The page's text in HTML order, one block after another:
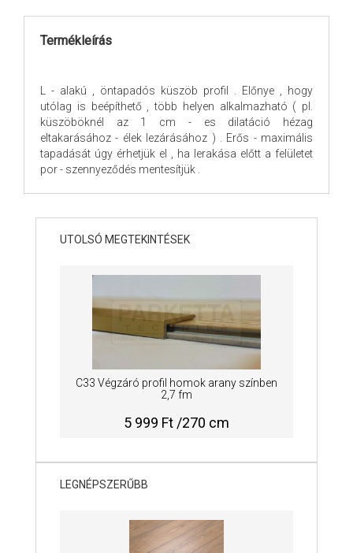
Termékleírás
L - alakú , öntapadós küszöb profil . Előnye , hogy
utólag is beépíthető , több helyen alkalmazható ( pl.
küszöböknél az 1 cm - es dilatáció hézag
eltakarásához - élek lezárásához ) . Erős - maximális
tapadását úgy érhetjük el , ha lerakása előtt a felületet
por - szennyeződés mentesítjük .
UTOLSÓ MEGTEKINTÉSEK
C33 Végzáró profil homok arany színben
2,7 fm
5 999 Ft /270 cm
LEGNÉPSZERŰBB